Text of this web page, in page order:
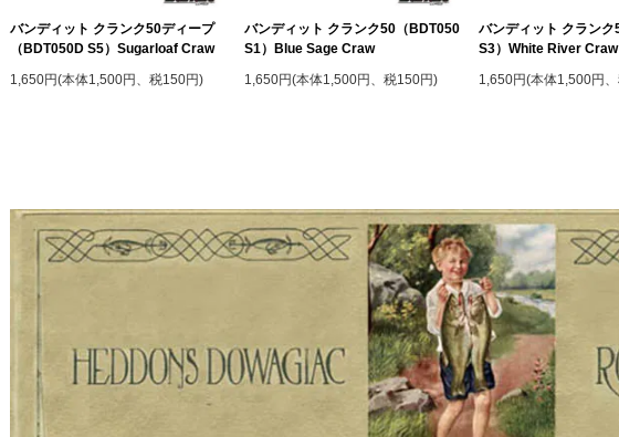
バンディット クランク50ディープ
（BDT050D S5）Sugarloaf Craw
1,650円(本体1,500円、税150円)
バンディット クランク50（BDT050
S1）Blue Sage Craw
1,650円(本体1,500円、税150円)
バンディット クラン
S3）White River Craw
1,650円(本体1,500円